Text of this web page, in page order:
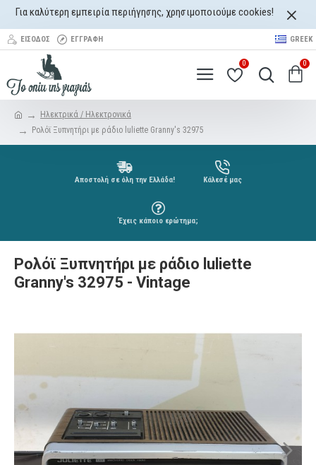
Για καλύτερη εμπειρία περιήγησης, χρησιμοποιούμε cookies!
ΕΊΣΟΔΟΣ ΕΓΓΡΑΦΉ GREEK
0 0
Ηλεκτρικά / Ηλεκτρονικά
Ρολόϊ Ξυπνητήρι με ράδιο luliette Granny's 32975
Αποστολή σε όλη την Ελλάδα! Κάλεσέ μας
Έχεις κάποιο ερώτημα;
Ρολόϊ Ξυπνητήρι με ράδιο luliette
Granny's 32975 - Vintage